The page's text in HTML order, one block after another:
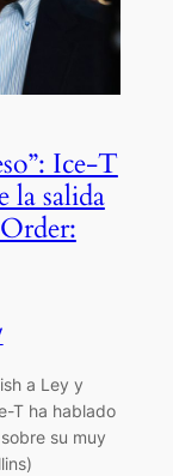
Ice-T
la salida
a Ley y
T ha hablado
su muy